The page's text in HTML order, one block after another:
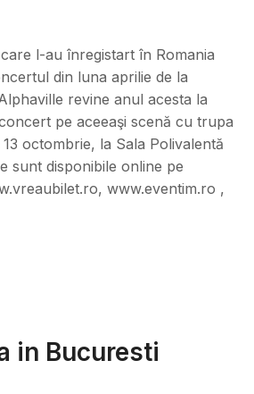
l-au înregistart în Romania
din luna aprilie de la
revine anul acesta la
pe aceeaşi scenă cu trupa
octombrie, la Sala Polivalentă
sunt disponibile online pe
www.eventim.ro ,
in Bucuresti